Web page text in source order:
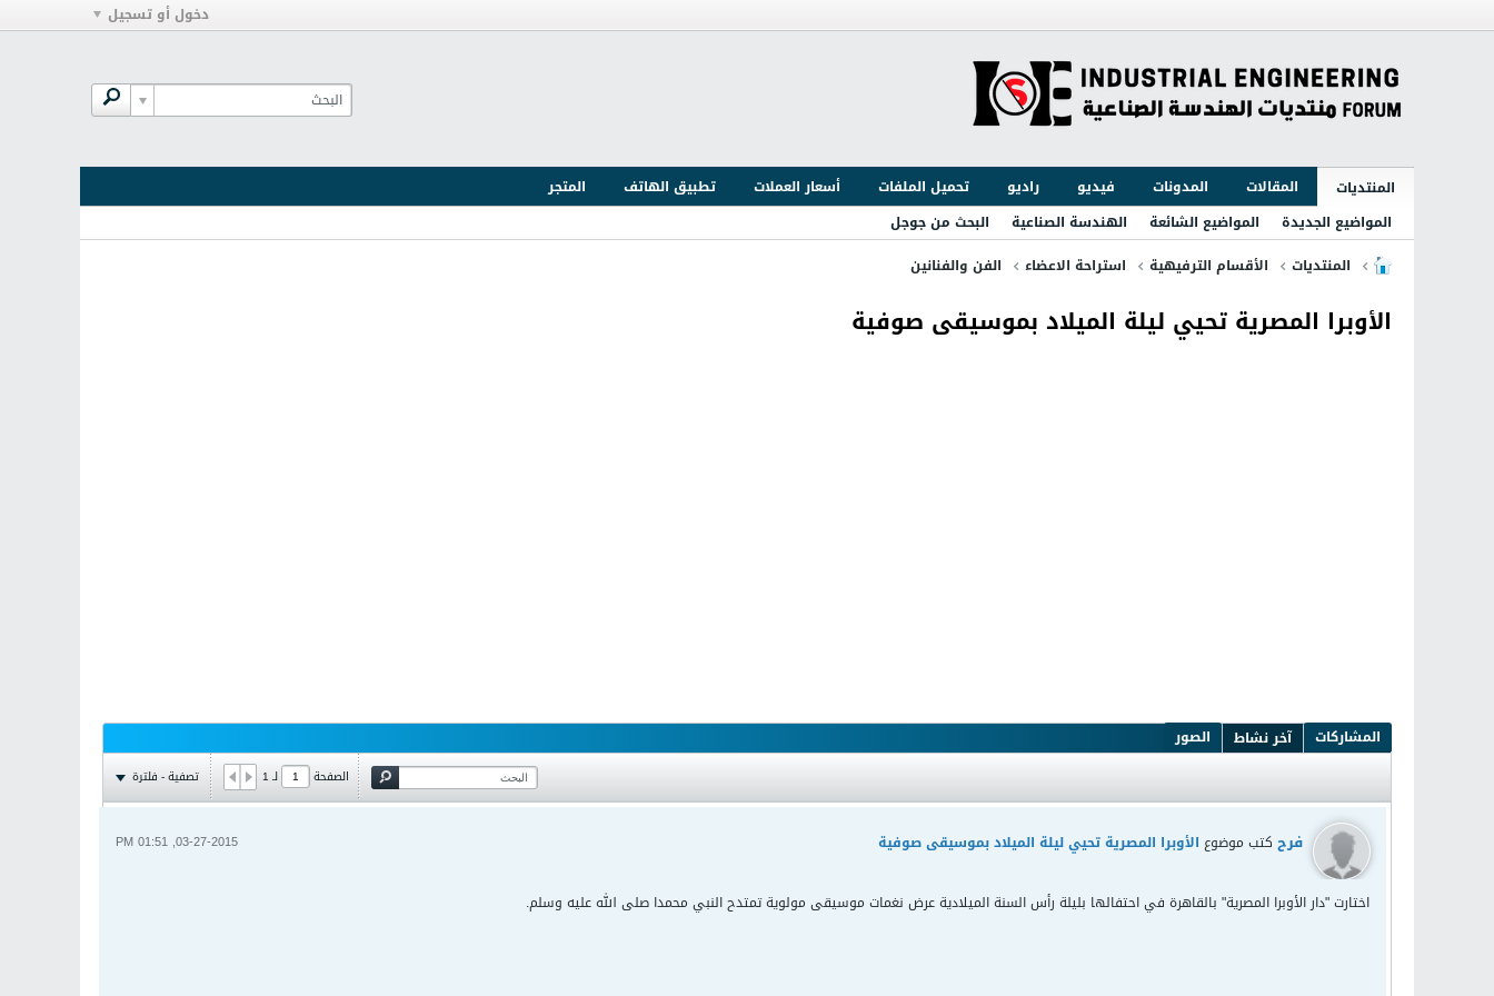
دخول أو تسجيل
المنتديات المقالات المدونات فيديو راديو تحميل الملفات أسعار العملات تطبيق الهاتف
المتجر
المواضيع الجديدة
المواضيع الشائعة الهندسة الصناعية
البحث من جوجل
المنتديات
الأقسام الترفيهية استراحة الاعضاء الفن والفنانين
الأوبرا المصرية تحيي ليلة الميلاد بموسيقى صوفية
المشاركات آخر نشاط الصور
الصفحة لـ1 تصفية - فلترة
فرح كتب موضوع الأوبرا المصرية تحيي ليلة الميلاد بموسيقى صوفية 03-27-2015, 01:51 PM
اختارت "دار الأوبرا المصرية" بالقاهرة في احتفالها بليلة رأس السنة الميلادية عرض نغمات موسيقى مولوية تمتدح النبي محمدا صلى الله عليه وسلم.